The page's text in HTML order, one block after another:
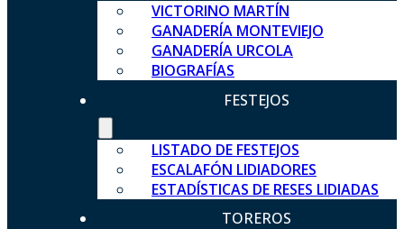
VICTORINO MARTÍN
GANADERÍA MONTEVIEJO
GANADERÍA URCOLA
BIOGRAFÍAS
FESTEJOS
LISTADO DE FESTEJOS
ESCALAFÓN LIDIADORES
ESTADÍSTICAS DE RESES LIDIADAS
TOREROS